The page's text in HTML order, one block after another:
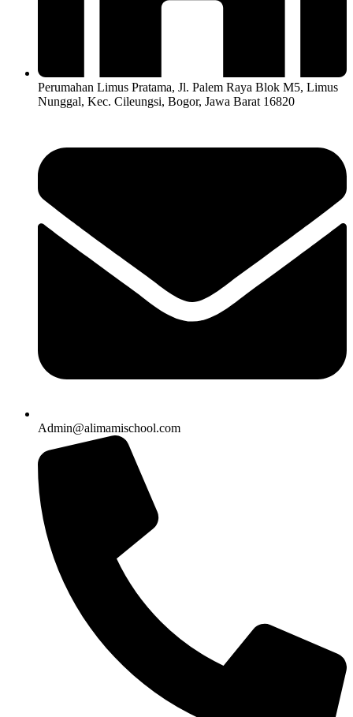
Perumahan Limus Pratama, Jl. Palem Raya Blok M5, Limus
Nunggal, Kec. Cileungsi, Bogor, Jawa Barat 16820
Admin@alimamischool.com